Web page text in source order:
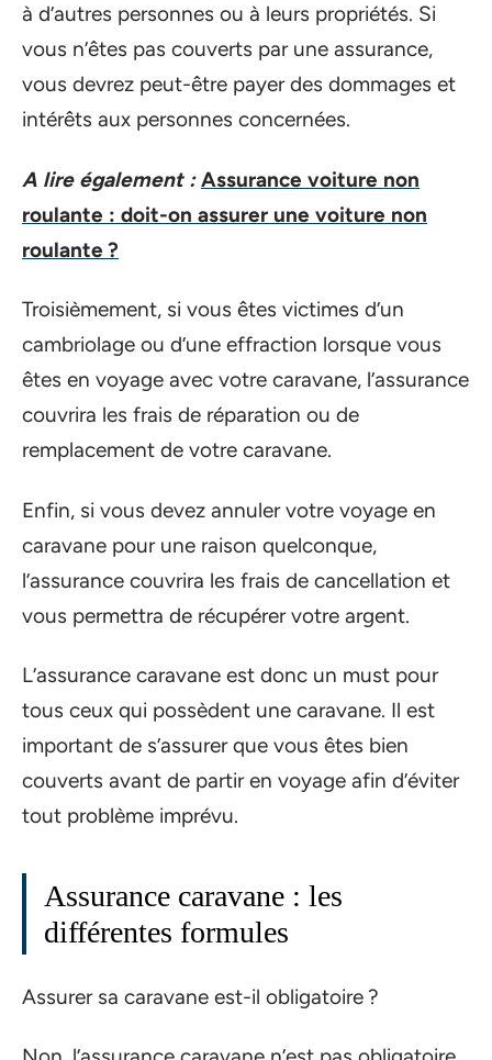
à d’autres personnes ou à leurs propriétés. Si
vous n’êtes pas couverts par une assurance,
vous devrez peut-être payer des dommages et
intérêts aux personnes concernées.
A lire également : Assurance voiture non
roulante : doit-on assurer une voiture non
roulante ?
Troisièmement, si vous êtes victimes d’un
cambriolage ou d’une effraction lorsque vous
êtes en voyage avec votre caravane, l’assurance
couvrira les frais de réparation ou de
remplacement de votre caravane.
Enfin, si vous devez annuler votre voyage en
caravane pour une raison quelconque,
l’assurance couvrira les frais de cancellation et
vous permettra de récupérer votre argent.
L’assurance caravane est donc un must pour
tous ceux qui possèdent une caravane. Il est
important de s’assurer que vous êtes bien
couverts avant de partir en voyage afin d’éviter
tout problème imprévu.
Assurance caravane : les
différentes formules
Assurer sa caravane est-il obligatoire ?